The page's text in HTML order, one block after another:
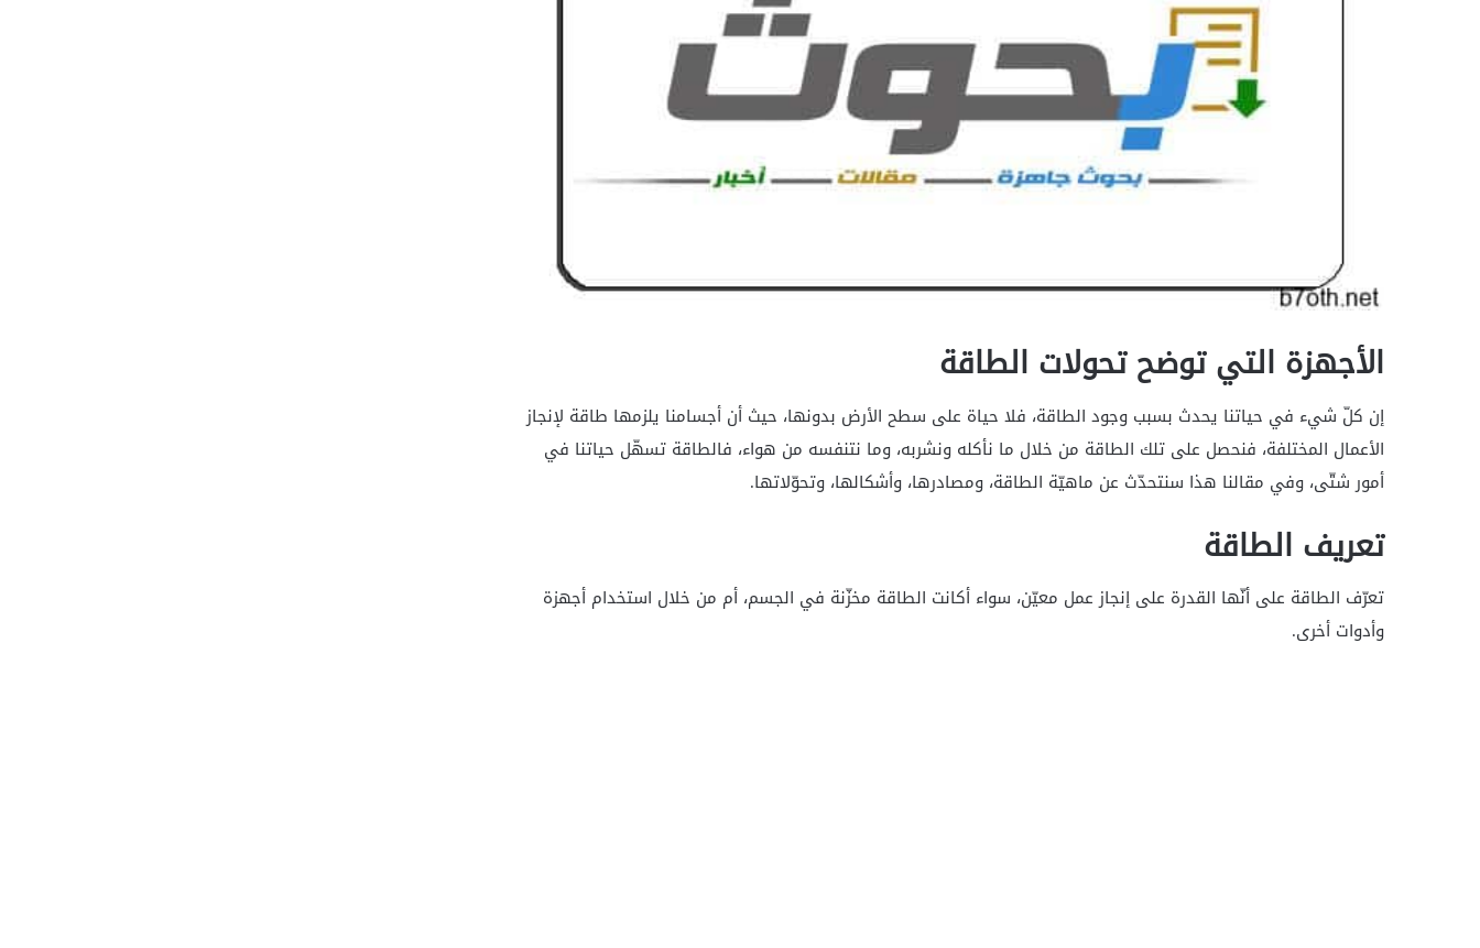
الأجهزة التي توضح تحولات الطاقة
إن كلّ شيء في حياتنا يحدث بسبب وجود الطاقة، فلا حياة على سطح الأرض بدونها، حيث أن أجسامنا يلزمها طاقة لإنجاز
الأعمال المختلفة، فنحصل على تلك الطاقة من خلال ما نأكله ونشربه، وما نتنفسه من هواء، فالطاقة تسهّل حياتنا في
أمور شتّى، وفي مقالنا هذا سنتحدّث عن ماهيّة الطاقة، ومصادرها، وأشكالها، وتحوّلاتها.
تعريف الطاقة
تعرّف الطاقة على أنّها القدرة على إنجاز عمل معيّن، سواء أكانت الطاقة مخزّنة في الجسم، أم من خلال استخدام أجهزة
وأدوات أخرى.